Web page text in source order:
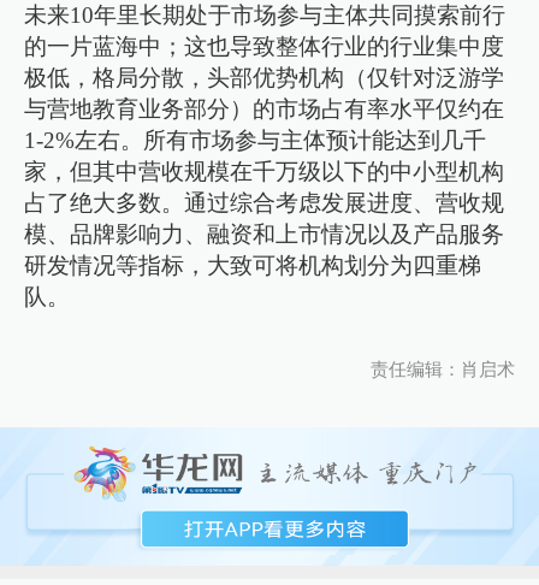
未来10年里长期处于市场参与主体共同摸索前行
的一片蓝海中；这也导致整体行业的行业集中度
极低，格局分散，头部优势机构（仅针对泛游学
与营地教育业务部分）的市场占有率水平仅约在
1-2%左右。所有市场参与主体预计能达到几千
家，但其中营收规模在千万级以下的中小型机构
占了绝大多数。通过综合考虑发展进度、营收规
模、品牌影响力、融资和上市情况以及产品服务
研发情况等指标，大致可将机构划分为四重梯
队。
责任编辑：肖启术